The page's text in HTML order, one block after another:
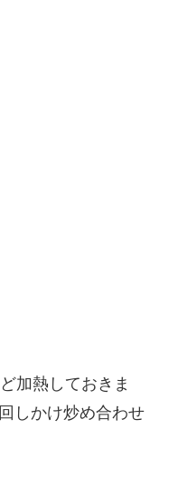
加熱しておきま
しかけ炒め合わせ